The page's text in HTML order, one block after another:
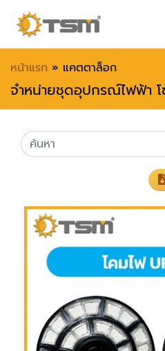
หน้าแรก » แคตตาล็อก
จำหน่ายชุดอุปกรณ์ไฟฟ้า โ